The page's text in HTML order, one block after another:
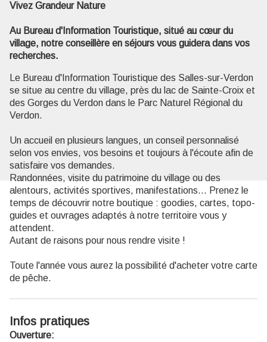
Vivez Grandeur Nature
Au Bureau d'Information Touristique, situé au cœur du
village, notre conseillère en séjours vous guidera dans vos
recherches.
Le Bureau d'Information Touristique des Salles-sur-Verdon
se situe au centre du village, près du lac de Sainte-Croix et
des Gorges du Verdon dans le Parc Naturel Régional du
Verdon.
Un accueil en plusieurs langues, un conseil personnalisé
selon vos envies, vos besoins et toujours à l'écoute afin de
satisfaire vos demandes.
Randonnées, visite du patrimoine du village ou des
alentours, activités sportives, manifestations... Prenez le
temps de découvrir notre boutique : goodies, cartes, topo-
guides et ouvrages adaptés à notre territoire vous y
attendent.
Autant de raisons pour nous rendre visite !
Toute l'année vous aurez la possibilité d'acheter votre carte
de pêche.
Infos pratiques
Ouverture: